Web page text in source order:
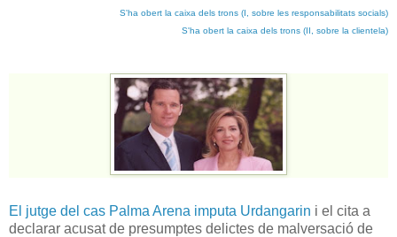
S'ha obert la caixa dels trons (I, sobre les responsabilitats socials)
S'ha obert la caixa dels trons (II, sobre la clientela)
El jutge del cas Palma Arena imputa Urdangarin i el cita a
declarar acusat de presumptes delictes de malversació de